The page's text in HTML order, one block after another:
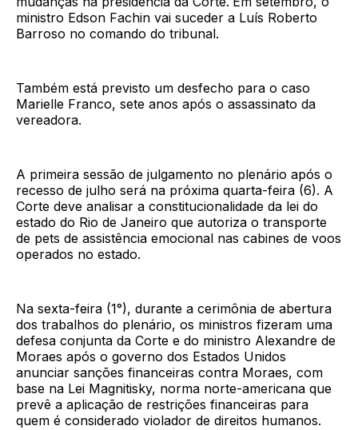
ministro Edson Fachin vai suceder a Luís Roberto
Barroso no comando do tribunal.
Também está previsto um desfecho para o caso
Marielle Franco, sete anos após o assassinato da
vereadora.
A primeira sessão de julgamento no plenário após o
recesso de julho será na próxima quarta-feira (6). A
Corte deve analisar a constitucionalidade da lei do
estado do Rio de Janeiro que autoriza o transporte
de pets de assistência emocional nas cabines de voos
operados no estado.
Na sexta-feira (1°), durante a cerimônia de abertura
dos trabalhos do plenário, os ministros fizeram uma
defesa conjunta da Corte e do ministro Alexandre de
Moraes após o governo dos Estados Unidos
anunciar sanções financeiras contra Moraes, com
base na Lei Magnitisky, norma norte-americana que
prevê a aplicação de restrições financeiras para
quem é considerado violador de direitos humanos.